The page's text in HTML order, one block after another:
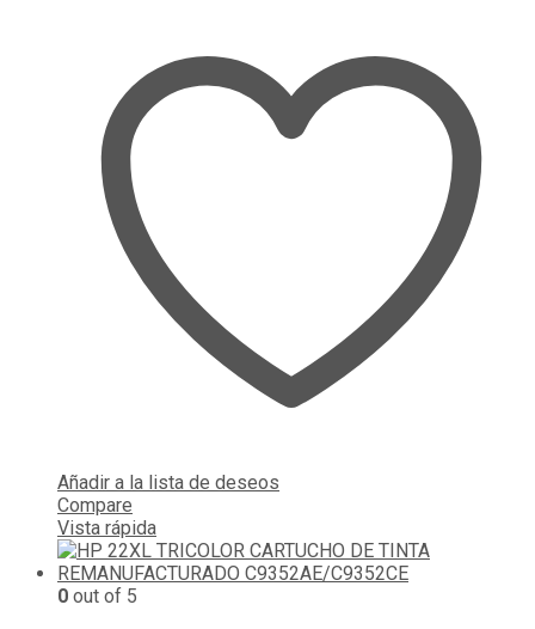
Añadir a la lista de deseos
Compare
Vista rápida
0 out of 5